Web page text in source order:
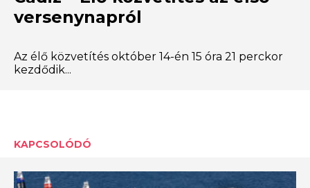
versenynapról
Az élő közvetítés október 14-én 15 óra 21 perckor
kezdődik...
KAPCSOLÓDÓ